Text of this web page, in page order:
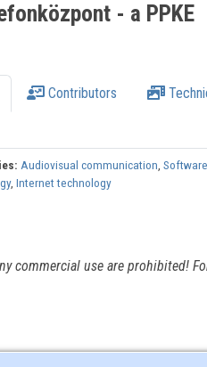
- a PPKE
Contributors
Audiovisual communication,Software
,Internet technology
commercial use are prohibited!